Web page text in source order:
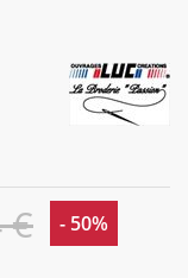
€ - 50%